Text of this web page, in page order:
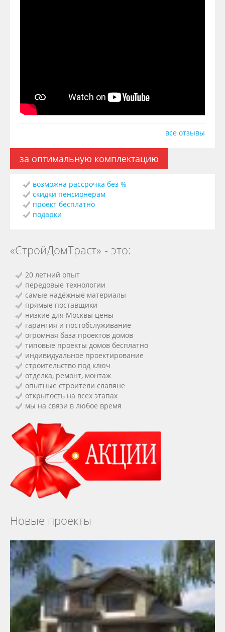
все отзывы
за оптимальную комплектацию
возможна рассрочка без %
скидки пенсионерам
проект бесплатно
подарки
«СтройДомТраст» - это:
20 летний опыт
передовые технологии
самые надёжные материалы
прямые поставщики
низкие для Москвы цены
гарантия и постобслуживание
огромная база проектов домов
типовые проекты домов бесплатно
индивидуальное проектирование
строительство под ключ
отделка, ремонт, монтаж
опытные строители славяне
открытость на всех этапах
мы на связи в любое время
Новые проекты